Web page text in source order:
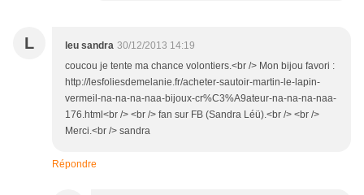
L leu sandra 30/12/2013 14:19
coucou je tente ma chance volontiers.<br /> Mon bijou favori :
http://lesfoliesdemelanie.fr/acheter-sautoir-martin-le-lapin-
vermeil-na-na-na-naa-bijoux-cr%C3%A9ateur-na-na-na-naa-
176.html<br /> <br /> fan sur FB (Sandra Léü).<br /> <br />
Merci.<br /> sandra
Répondre